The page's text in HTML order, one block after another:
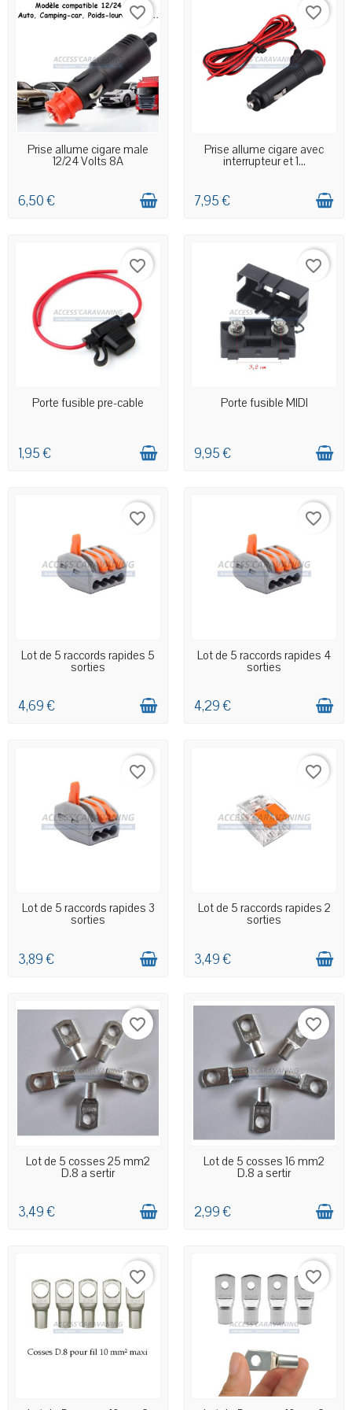
EN STOCK MAGASIN
favorite_border
Prise allume cigare male
12/24 Volts 8A
6,50 €
EN STOCK MAGASIN
favorite_border
Prise allume cigare avec
interrupteur et 1...
7,95 €
EN STOCK MAGASIN
favorite_border
Porte fusible pre-cable
1,95 €
EN STOCK MAGASIN
favorite_border
Porte fusible MIDI
9,95 €
EN STOCK MAGASIN
favorite_border
Lot de 5 raccords rapides 5
sorties
4,69 €
EN STOCK MAGASIN
favorite_border
Lot de 5 raccords rapides 4
sorties
4,29 €
EN STOCK MAGASIN
favorite_border
Lot de 5 raccords rapides 3
sorties
3,89 €
EN STOCK MAGASIN
favorite_border
Lot de 5 raccords rapides 2
sorties
3,49 €
EN STOCK MAGASIN
favorite_border
Lot de 5 cosses 25 mm2
D.8 a sertir
3,49 €
EN STOCK MAGASIN
favorite_border
Lot de 5 cosses 16 mm2
D.8 a sertir
2,99 €
favorite_border favorite_border